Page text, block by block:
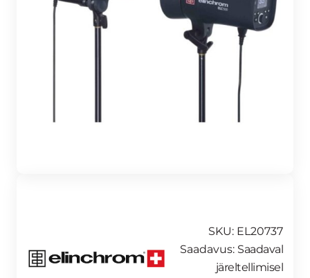
SKU: EL20737
Saadavus: Saadaval
järeltellimisel